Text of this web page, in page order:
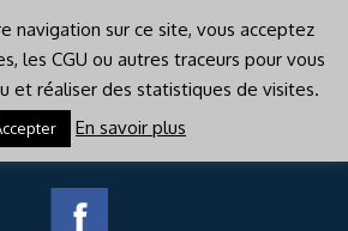
navigation sur ce site, vous acceptez
les CGU ou autres traceurs pour vous
et réaliser des statistiques de visites.
En savoir plus